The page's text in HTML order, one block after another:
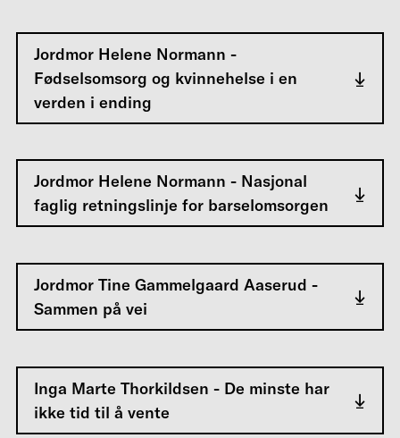
Jordmor Helene Normann -
Fødselsomsorg og kvinnehelse i en
verden i ending
Jordmor Helene Normann - Nasjonal
faglig retningslinje for barselomsorgen
Jordmor Tine Gammelgaard Aaserud -
Sammen på vei
Inga Marte Thorkildsen - De minste har
ikke tid til å vente